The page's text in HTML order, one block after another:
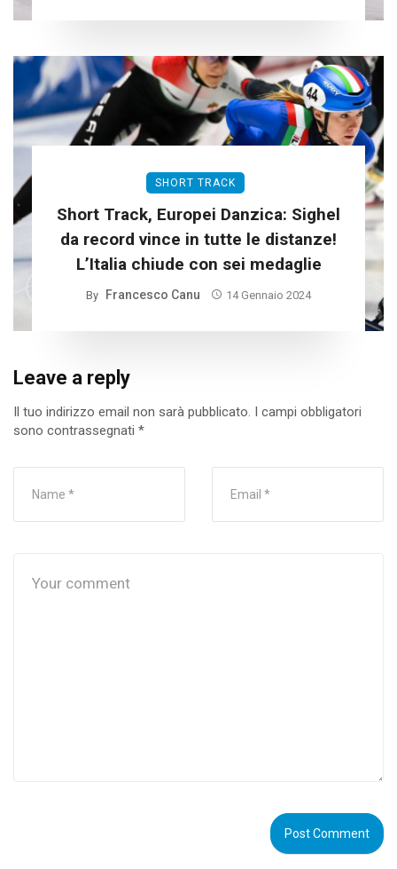
SHORT TRACK
Short Track, Europei Danzica: Sighel
da record vince in tutte le distanze!
L’Italia chiude con sei medaglie
By Francesco Canu 14 Gennaio 2024
Leave a reply
Il tuo indirizzo email non sarà pubblicato. I campi obbligatori
sono contrassegnati *